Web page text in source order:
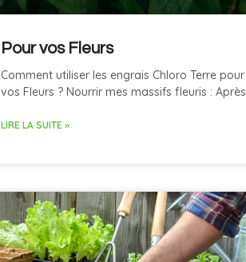
Pour vos Fleurs
Comment utiliser les engrais Chloro Terre pour
vos Fleurs ? Nourrir mes massifs fleuris : Après
LIRE LA SUITE »